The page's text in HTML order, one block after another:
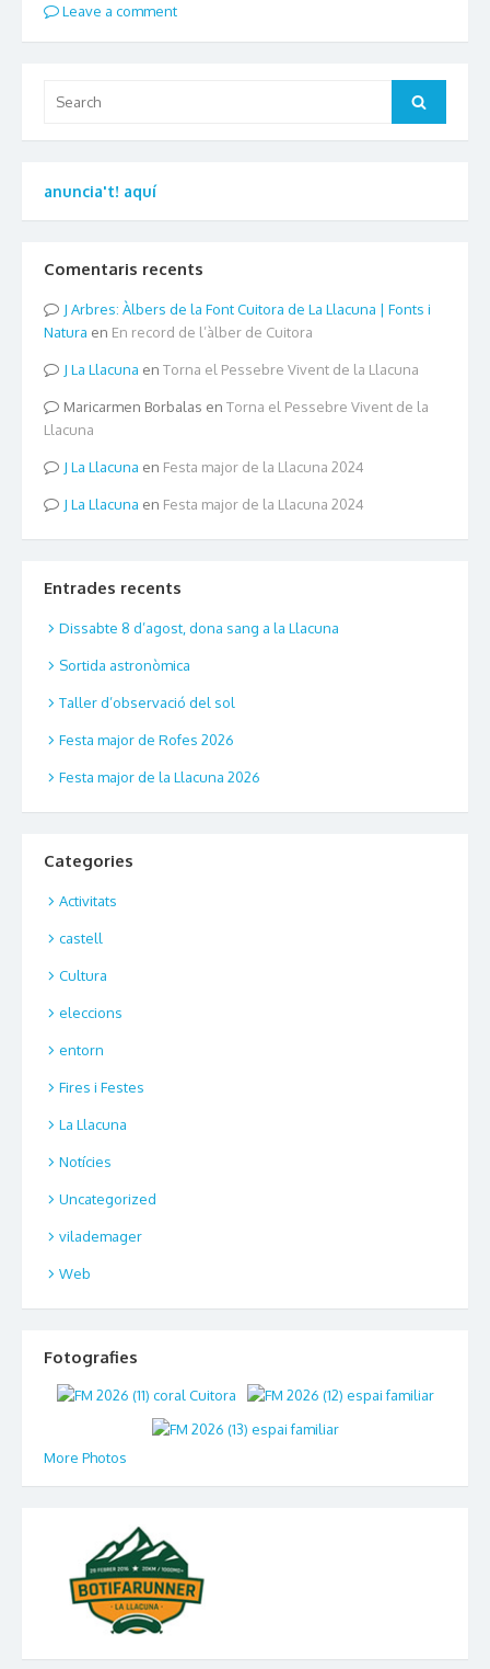
Leave a comment
for:
Search
anuncia't! aquí
Comentaris recents
Arbres: Àlbers de la Font Cuitora de La Llacuna | Fonts i
Natura en En record de l’àlber de Cuitora
La Llacuna en Torna el Pessebre Vivent de la Llacuna
Maricarmen Borbalas en Torna el Pessebre Vivent de la
Llacuna
La Llacuna en Festa major de la Llacuna 2024
La Llacuna en Festa major de la Llacuna 2024
Entrades recents
Dissabte 8 d’agost, dona sang a la Llacuna
Sortida astronòmica
Taller d’observació del sol
Festa major de Rofes 2026
Festa major de la Llacuna 2026
Categories
Activitats
castell
Cultura
eleccions
entorn
Fires i Festes
La Llacuna
Notícies
Uncategorized
vilademager
Web
Fotografies
More Photos